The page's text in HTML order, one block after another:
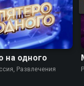
на одного
Развлечения